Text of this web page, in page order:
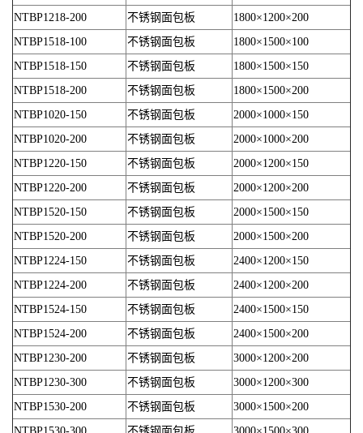
NTBP1218-200
不锈钢面包板
1800×1200×200
NTBP1518-100
不锈钢面包板
1800×1500×100
NTBP1518-150
不锈钢面包板
1800×1500×150
NTBP1518-200
不锈钢面包板
1800×1500×200
NTBP1020-150
不锈钢面包板
2000×1000×150
NTBP1020-200
不锈钢面包板
2000×1000×200
NTBP1220-150
不锈钢面包板
2000×1200×150
NTBP1220-200
不锈钢面包板
2000×1200×200
NTBP1520-150
不锈钢面包板
2000×1500×150
NTBP1520-200
不锈钢面包板
2000×1500×200
NTBP1224-150
不锈钢面包板
2400×1200×150
NTBP1224-200
不锈钢面包板
2400×1200×200
NTBP1524-150
不锈钢面包板
2400×1500×150
NTBP1524-200
不锈钢面包板
2400×1500×200
NTBP1230-200
不锈钢面包板
3000×1200×200
NTBP1230-300
不锈钢面包板
3000×1200×300
NTBP1530-200
不锈钢面包板
3000×1500×200